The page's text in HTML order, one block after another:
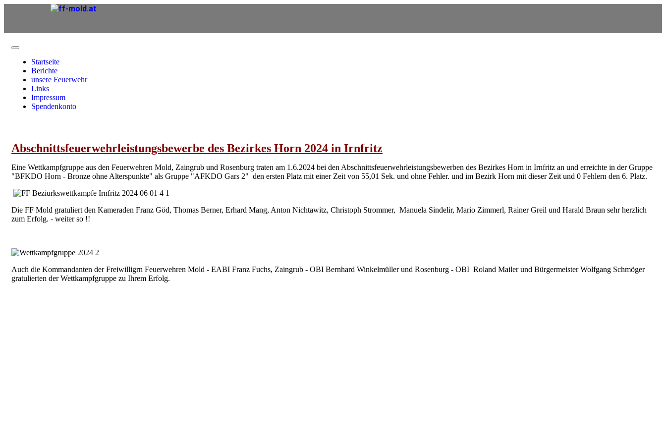
Startseite
Berichte
unsere Feuerwehr
Links
Impressum
Spendenkonto
Abschnittsfeuerwehrleistungsbewerbe des Bezirkes Horn 2024 in Irnfritz
Eine Wettkampfgruppe aus den Feuerwehren Mold, Zaingrub und Rosenburg traten am 1.6.2024 bei den Abschnittsfeuerwehrleistungsbewerben des Bezirkes Horn in Irnfritz an und erreichte in der Gruppe
"BFKDO Horn - Bronze ohne Alterspunkte" als Gruppe "AFKDO Gars 2" den ersten Platz mit einer Zeit von 55,01 Sek. und ohne Fehler. und im Bezirk Horn mit dieser Zeit und 0 Fehlern den 6. Platz.
Die FF Mold gratuliert den Kameraden Franz Göd, Thomas Berner, Erhard Mang, Anton Nichtawitz, Christoph Strommer, Manuela Sindelir, Mario Zimmerl, Rainer Greil und Harald Braun sehr herzlich
zum Erfolg. - weiter so !!
Auch die Kommandanten der Freiwilligrn Feuerwehren Mold - EABI Franz Fuchs, Zaingrub - OBI Bernhard Winkelmüller und Rosenburg - OBI Roland Mailer und Bürgermeister Wolfgang Schmöger
gratulierten der Wettkampfgruppe zu Ihrem Erfolg.